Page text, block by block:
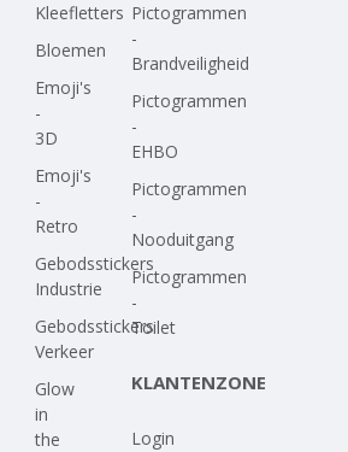
ontwerp
Kleefletters
Bloemen
Emoji's
-
3D
Emoji's
-
Retro
Gebodsstickers
Industrie
Gebodsstickers
Verkeer
Glow
in
the
Pictogrammen
-
Brandveiligheid
Pictogrammen
-
EHBO
Pictogrammen
-
Nooduitgang
Pictogrammen
-
Toilet
KLANTENZONE
Login